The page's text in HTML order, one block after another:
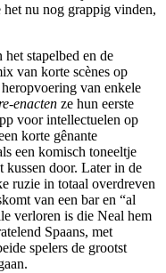
nu nog grappig vinden,
stapelbed en de
van korte scènes op
van enkele
enacten ze hun eerste
voor intellectuelen op
korte gênante
een komisch toneeltje
kussen door. Later in de
ruzie in totaal overdreven
van een bar en “al
verloren is die Neal hem
Spaans, met
spelers de grootst